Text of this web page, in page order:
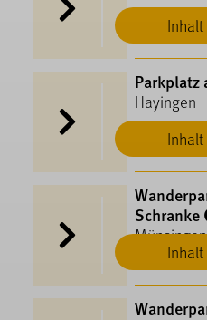
Parkplatz
Hayingen
Schranke
Münsingen